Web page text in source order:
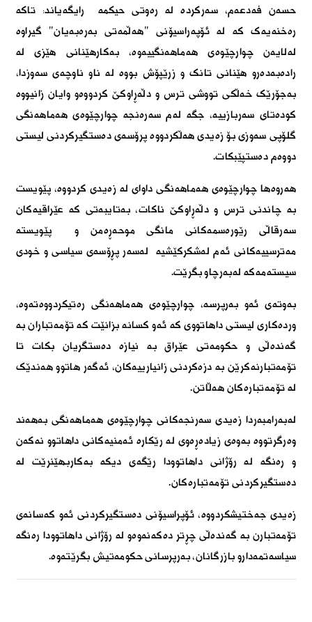
حسەن فەدعەم، سەرکردە لە رەوتی حیکمە رایگەیاند: تاکە
رەخنەیەک کە لە ئۆپەراسیۆنی "هەڵمەتی بەرەبەیان" گیراوە
لەلایەن چوارچێوەی هەماهەنگییەوە، بەکارهێنانی هێزی لە
رادەبەدەرو هێنانی تانک و زرێپۆش بووە لە ناو ناوچەی سەوزدا،
بەجۆرێک خەڵکی تووشی ترس و دڵەڕاوکێ کردووەو وایان زانیووە
کودەتای سەربازییە، جگە لەم سەرەنجە چوارچێوەی هەماهەنگی
گلۆپی سەوزی بۆ زەیدی هەڵکردووە پرۆسەی دەستگیرکردنی لیستی
دووەم دەستپێبکات.
هەروەها چوارچێوەی هەماهەنگی داوای لە زەیدی کردووە، پێویست
بە چاندنی ترس و دڵەڕاوکێ ناکات، بەتایبەتی کە عێراقیەکان
سەرقاڵی رێورەسمەکانی مانگی موحەڕەمن و پێویستە
مەترسییەکانی ئەم لەشکرکێشیە لەسەر پڕۆسەی سیاسی و خودی
سیستەمەکە لەبەرچاو بگرێت.
بەوتەی ئەو بەرپرسە، چوارچێوەی هەماهەنگی رەتیکردووەتەوە،
وردەکاری لیستی داهاتووی کە ئەو کسانە بزانێت کە تۆمەتباران بە
گەندەڵی و حکومەتی عێراق بە نیازە دەستگریان بکات تا
تۆمەتبارنەکرێن بە دزەکردنی زانیارییەکان، ئەگەر هاتوو هەندێک
لە تۆمەتبارەکان هەڵاتن.
لەبەرامبەردا زەیدی سەرنجەکانی چوارچێوەی هەماهەنگی بەهەند
وەرگرتووە بەوەی زیادەڕەوی لە رێکارە ئەمنیەکانی داهاتوو نەکەن
و رەنگە لە رۆژانی داهاتوودا رێگەی دیکە بەکاربهێنرێت لە
دەستگیرکردنی تۆمەتبارەکان.
زەیدی جەختیشکردووە، ئۆپراسیۆنی دەستگیرکردنی ئەو کەسانەی
تۆمەتبارن بە گەندەڵی چڕتر دەکەنەوەو لە رۆژانی داهاتوودا رەنگە
سیاسەتمەدارو بازرگانان، بەرپرسانی حکومەتیش بگرێتەوە.